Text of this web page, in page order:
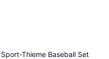
Sport-Thieme Baseball Set